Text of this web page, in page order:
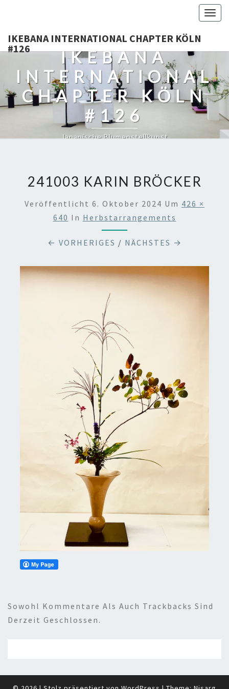
IKEBANA INTERNATIONAL CHAPTER KÖLN
#126
IKEBANA
INTERNATIONAL
CHAPTER KÖLN
#126
Japanische Blumenstellkunst
241003 KARIN BRÖCKER
Veröffentlicht 6. Oktober 2024 Um 426 ×
640 In Herbstarrangements
← VORHERIGES / NÄCHSTES →
Sowohl Kommentare Als Auch Trackbacks Sind
Derzeit Geschlossen.